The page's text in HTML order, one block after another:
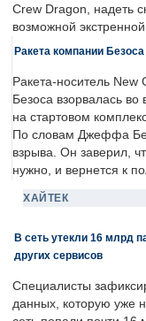
Crew Dragon, надеть
возможной
Ракета компании
Ракета-носитель
Безоса взорвалась
на стартовом
По словам Джеффа
взрыва. Он заверил,
нужно, и вернется к
ХАЙТЕК
В сеть утекли 16 млрд
других сервисов
Специалисты
данных, которую уже